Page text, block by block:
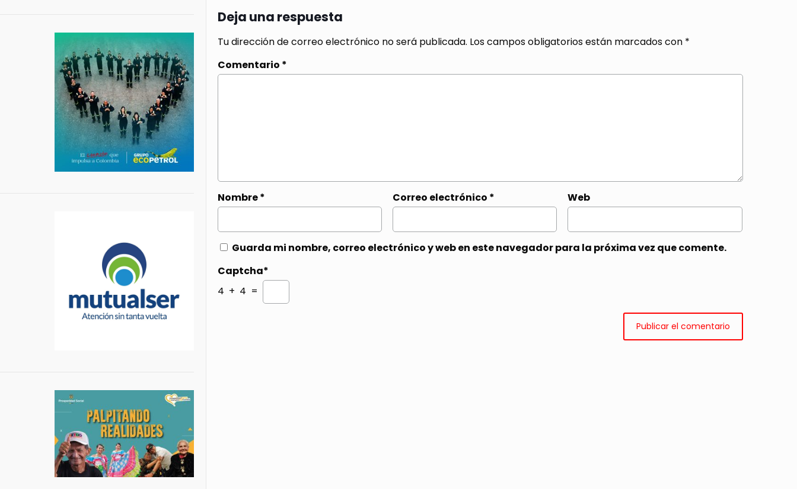
Deja una respuesta
Tu dirección de correo electrónico no será publicada. Los campos obligatorios están marcados con *
Comentario *
Nombre* Correo electrónico * Web
Guarda mi nombre, correo electrónico y web en este navegador para la próxima vez que comente.
Captcha*
4 + 4 =